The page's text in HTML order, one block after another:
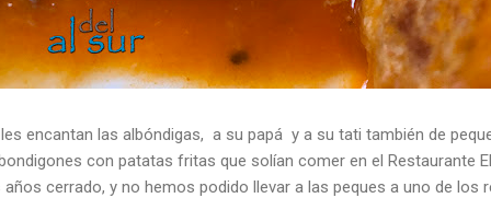
encantan las albóndigas, a su papá y a su tati también de
con patatas fritas que solían comer en el Restaurante
cerrado, y no hemos podido llevar a las peques a uno de